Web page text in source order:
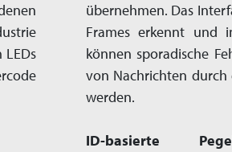
übernehmen. Das
Frames erkennt und
können sporadische
von Nachrichten durch
werden.
ID-basierte